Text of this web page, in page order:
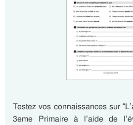
Testez vos connaissances sur
3eme Primaire à l’aide de